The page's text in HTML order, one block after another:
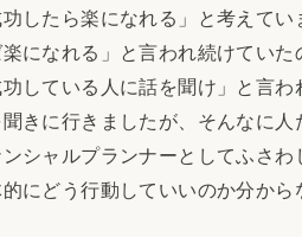
したら楽になれる」と考えてい
になれる」と言われ続けてい
している人に話を聞け」と言
きに行きましたが、そんなに
シャルプランナーとしてふさ
にどう行動していいのか分から